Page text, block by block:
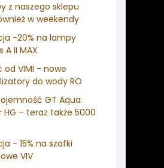
z naszego sklepu
w weekendy
-20% na lampy
A II MAX
od VIMI - nowe
do wody RO
GT Aqua
HG – teraz także 5000
- 15% na szafki
VIV